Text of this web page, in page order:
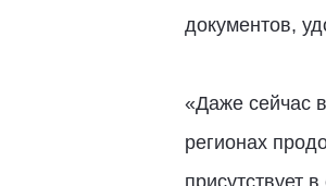
документов,
«Даже сейчас
регионах
присутствует